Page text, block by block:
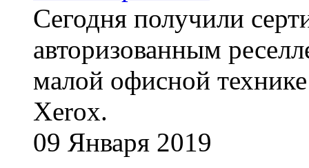
Сегодня получили
авторизованным
малой офисной
Xerox.
09 Января 2019